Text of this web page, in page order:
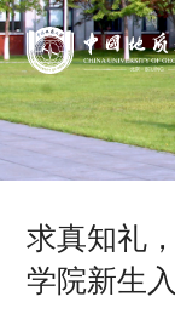
求真知礼
学院新生